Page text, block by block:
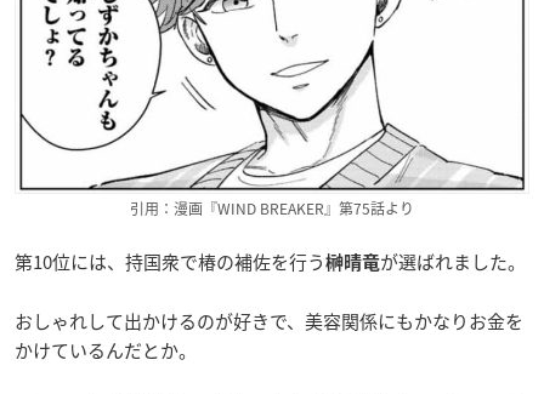
引用：漫画『WIND BREAKER』第75話より
第10位には、持国衆で椿の補佐を行う 榊晴竜が選ばれました。
おしゃれして出かけるのが好きで、美容関係にもかなりお金を
かけているんだとか。